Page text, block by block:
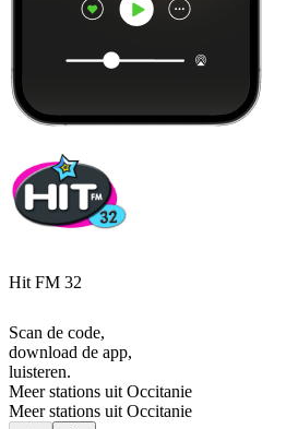
Hit FM 32
Scan de code,
download de app,
luisteren.
Meer stations uit Occitanie
Meer stations uit Occitanie